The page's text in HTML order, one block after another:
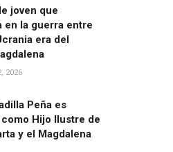
joven que
en la guerra entre
era del
2026
Peña es
Hijo Ilustre de
y el Magdalena